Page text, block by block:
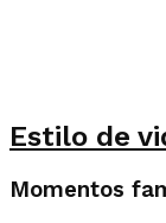
Estilo de
Momentos